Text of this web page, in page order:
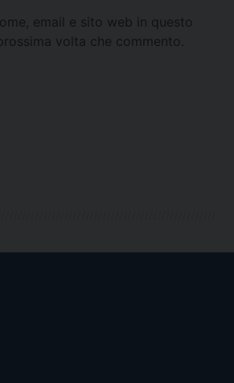
email e sito web in questo
volta che commento.